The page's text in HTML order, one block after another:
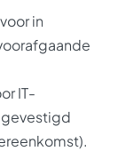
in
IT-
gevestigd